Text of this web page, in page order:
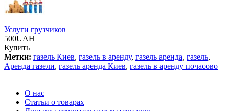
Услуги грузчиков
500UAH
Купить
Метки: газель Киев, газель в аренду, газель аренда, газель,
Аренда газели, газель аренда Киев, газель в аренду почасово
О нас
Статьи о товарах